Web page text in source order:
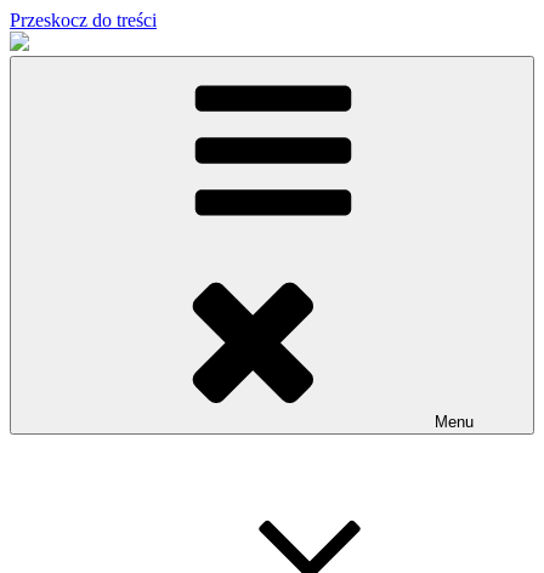
Przeskocz do treści
Menu